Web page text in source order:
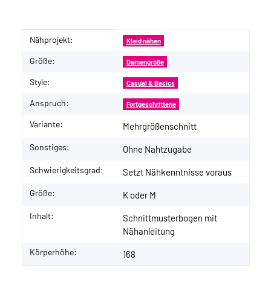
Produkteigenschaft
Wert
Nähprojekt: Kleid nähen
Größe: Damengröße
Style: Casual & Basics
Anspruch: Fortgeschrittene
Variante: Mehrgrößenschnitt
Sonstiges: Ohne Nahtzugabe
Schwierigkeitsgrad: Setzt Nähkenntnisse voraus
Größe: K oder M
Inhalt:
Schnittmusterbogen mit
Nähanleitung
Körperhöhe: 168